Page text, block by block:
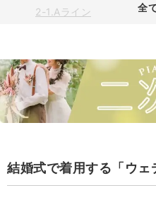
2-1.Aライン
2-3.ベルライン
2-4.マーメイドライン
2-5.スレンダーライン
2-6.エンパイアライン
3.ウェディングドレスのデ
3-1.オフショルダー
全
結婚式で着用する「ウェ